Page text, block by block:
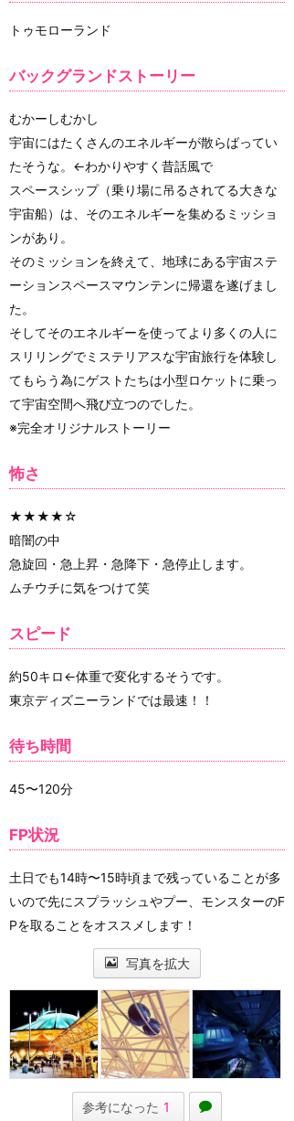
トゥモローランド
バックグランドストーリー
むかーしむかし
宇宙にはたくさんのエネルギーが散らばってい
たそうな。←わかりやすく昔話風で
スペースシップ（乗り場に吊るされてる大きな
宇宙船）は、そのエネルギーを集めるミッショ
ンがあり。
そのミッションを終えて、地球にある宇宙ステ
ーションスペースマウンテンに帰還を遂げまし
た。
そしてそのエネルギーを使ってより多くの人に
スリリングでミステリアスな宇宙旅行を体験し
てもらう為にゲストたちは小型ロケットに乗っ
て宇宙空間へ飛び立つのでした。
※完全オリジナルストーリー
怖さ
★★★★☆
暗闇の中
急旋回・急上昇・急降下・急停止します。
ムチウチに気をつけて笑
スピード
約50キロ←体重で変化するそうです。
東京ディズニーランドでは最速！！
待ち時間
45〜120分
FP状況
土日でも14時〜15時頃まで残っていることが多
いので先にスプラッシュやプー、モンスターのF
Pを取ることをオススメします！
写真を拡大
参考になった 1